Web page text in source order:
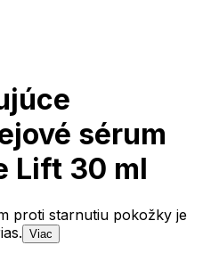
sérum
Lift 30 ml
proti starnutiu pokožky je
Viac